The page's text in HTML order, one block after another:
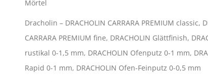
Mörtel
Dracholin – DRACHOLIN CARRARA PREMIUM classic,
CARRARA PREMIUM fine, DRACHOLIN Glättfinish,
rustikal 0-1,5 mm, DRACHOLIN Ofenputz 0-1 mm,
Rapid 0-1 mm, DRACHOLIN Ofen-Feinputz 0-0,5 mm